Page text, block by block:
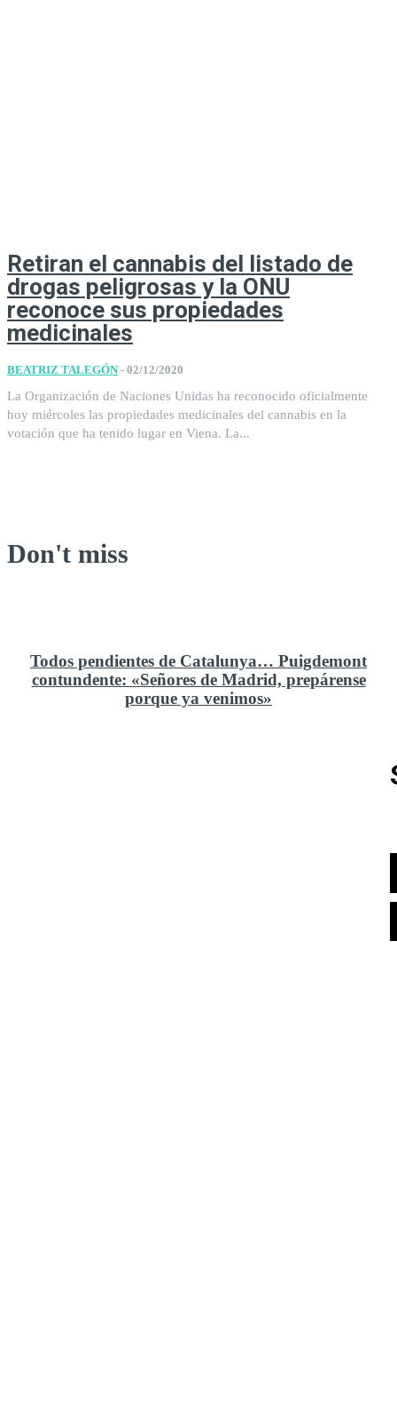
Retiran el cannabis del listado de
drogas peligrosas y la ONU
reconoce sus propiedades
medicinales
BEATRIZ TALEGÓN - 02/12/2020
La Organización de Naciones Unidas ha reconocido oficialmente
hoy miércoles las propiedades medicinales del cannabis en la
votación que ha tenido lugar en Viena. La...
Don't miss
Todos pendientes de Catalunya… Puigdemont
contundente: «Señores de Madrid, prepárense
porque ya venimos»